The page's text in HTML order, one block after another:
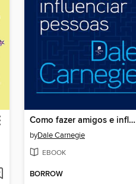
Como fazer amigos e influenciar pessoas
byDale Carnegie
EBOOK
BORROW